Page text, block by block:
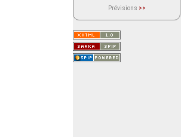
Prévisions >>
actuellement aucune prévision
Saint-Nom.
Veuillez consulter le message du
service ci-dessous.
(401 - Invalid API key. Please see
https://openweathermap.org/faq#error401